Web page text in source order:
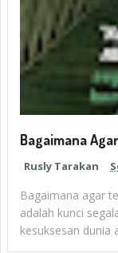
Bagaimana
Rusly Tarakan
Bagaimana agar
adalah kunci
kesuksesan dunia